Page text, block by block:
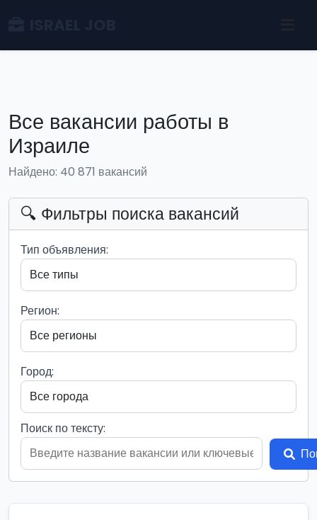
Все вакансии работы в
Израиле
Найдено: 40 871 вакансий
🔍 Фильтры поиска вакансий
Тип объявления:
Регион:
Город:
Поиск по тексту: